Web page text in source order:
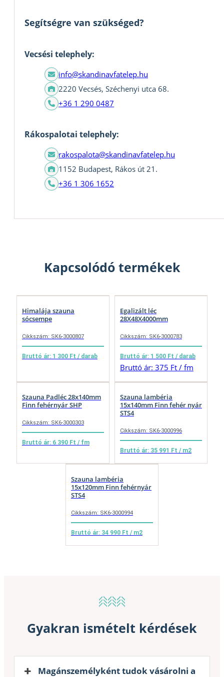
Segítségre van szükséged?
Vecsési telephely:
info@skandinavfatelep.hu
2220 Vecsés, Széchenyi utca 68.
+36 1 290 0487
Rákospalotai telephely:
rakospalota@skandinavfatelep.hu
1152 Budapest, Rákos út 21.
+36 1 306 1652
Kapcsolódó termékek
Himalája szauna
sócsempe
Cikkszám: SK6-3000807
Bruttó ár: 1 300 Ft / darab
Egalizált léc
28X48X4000mm
Cikkszám: SK6-3000783
Bruttó ár: 1 500 Ft / darab
Bruttó ár: 375 Ft / fm
Szauna Padléc 28x140mm
Finn fehérnyár SHP
Cikkszám: SK6-3000303
Bruttó ár: 6 390 Ft / fm
Szauna lambéria
15x140mm Finn fehér nyár
STS4
Cikkszám: SK6-3000996
Bruttó ár: 35 991 Ft / m2
Szauna lambéria
15x120mm Finn fehérnyár
STS4
Cikkszám: SK6-3000994
Bruttó ár: 34 990 Ft / m2
Gyakran ismételt kérdések
Magánszemélyként tudok vásárolni a